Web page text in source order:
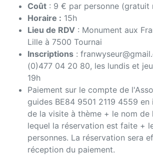
Coût : 9 € par personne (gratuit
Horaire : 15h
Lieu de RDV : Monument aux
Lille à 7500 Tournai
Inscriptions :
(0)477 04 20 80, les lundis et
19h
Paiement sur le compte de
guides BE84 9501 2119 4559
de la visite à thème + le nom de
lequel la réservation est faite +
personnes. La réservation sera
réception du paiement.